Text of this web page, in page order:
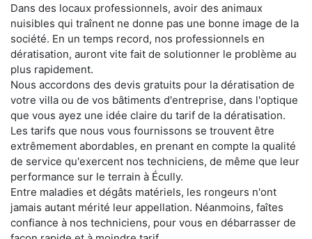
Dans des locaux professionnels, avoir des animaux
nuisibles qui traînent ne donne pas une bonne image de la
société. En un temps record, nos professionnels en
dératisation, auront vite fait de solutionner le problème au
plus rapidement.
Nous accordons des devis gratuits pour la dératisation de
votre villa ou de vos bâtiments d'entreprise, dans l'optique
que vous ayez une idée claire du tarif de la dératisation.
Les tarifs que nous vous fournissons se trouvent être
extrêmement abordables, en prenant en compte la qualité
de service qu'exercent nos techniciens, de même que leur
performance sur le terrain à Écully.
Entre maladies et dégâts matériels, les rongeurs n'ont
jamais autant mérité leur appellation. Néanmoins, faîtes
confiance à nos techniciens, pour vous en débarrasser de